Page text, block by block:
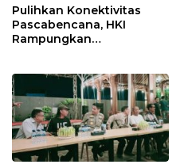
Pulihkan Konektivitas
Pascabencana, HKI
Rampungkan